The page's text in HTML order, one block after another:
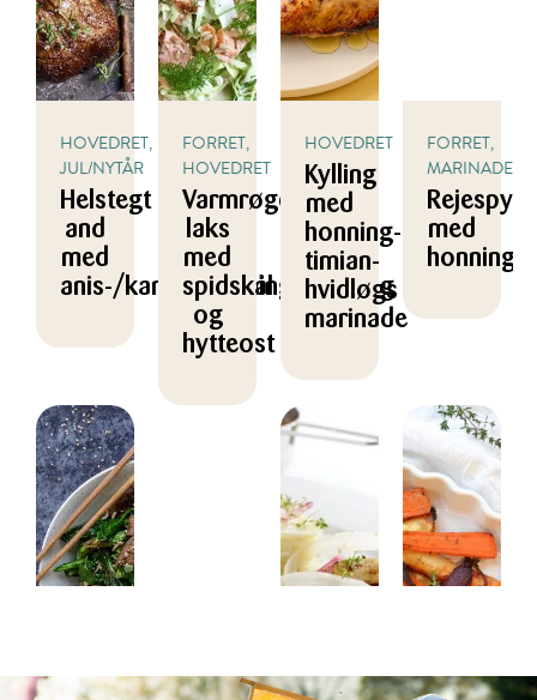
HOVEDRET,
JUL/NYTÅR
Helstegt
and
med
anis-/kanel-/honningglasering
FORRET,
HOVEDRET
Varmrøget
laks
med
spidskål
og
hytteost
HOVEDRET
Kylling
med
honning-
timian-
hvidløgs
marinade
FORRET,
MARINADE/
Rejespyd
med
honning/